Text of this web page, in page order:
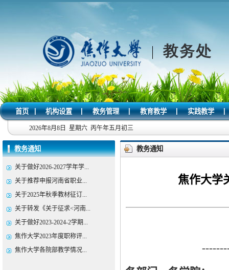
首页 | 机构设置 | 教务管理 | 教育教学 | 实践教学 |
2026年8月8日 星期六 丙午年五月初三
教务通知
关于做好2026-2027学年学...
关于推荐申报河南省职业...
关于2025年秋季教材征订...
关于转发《关于征求<河南...
关于做好2023-2024-2学期...
焦作大学2023年度职称评...
焦作大学各院部教学情况...
教务通知
焦作大学